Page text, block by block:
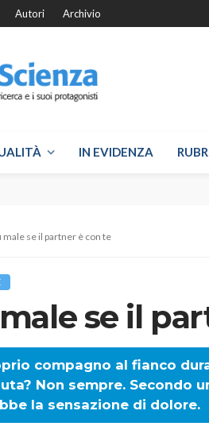
Autori Archivio
IN EVIDENZA
male se il partner è con te
se il
compagno al fianco
Non sempre. Secondo
la sensazione di dolore.